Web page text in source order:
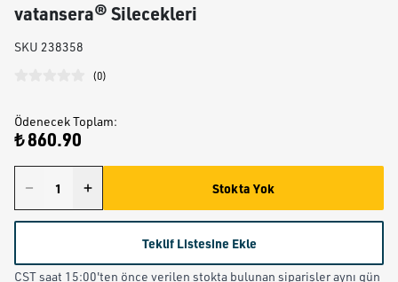
vatansera® Silecekleri
SKU 238358
(0)
Ödenecek Toplam:
₺ 860.90
Stokta Yok
Teklif Listesine Ekle
CST saat 15:00'ten önce verilen stokta bulunan siparişler aynı gün